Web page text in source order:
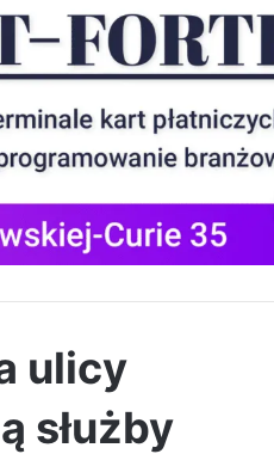
ulicy
służby